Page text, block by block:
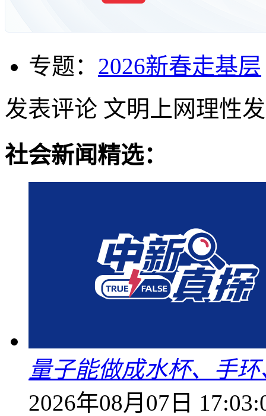
专题： 2026新春走基层
发表评论 文明上网理性
社会新闻精选：
量子能做成水杯、手
2026年08月07日